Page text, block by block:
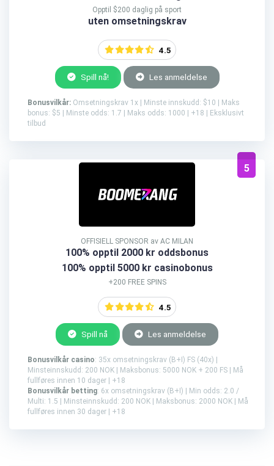
Opptil $200 daglig på sport
uten omsetningskrav
4.5
Spill nå! Les anmeldelse
Bonusvilkår: Omsetningskrav 1x | Minste innskudd: $10 | Maks
bonus: $5 | Minste odds: 1.7 | Maks odds: 1000 | +18 | Eksklusivt
tilbud
5
OFFISIELL SPONSOR av AC MILAN
100% opptil 2000 kr oddsbonus
100% opptil 5000 kr casinobonus
+200 FREE SPINS
4.5
Spill nå Les anmeldelse
Bonusvilkår casino: 35x omsetningskrav (B+I) FS (40x) |
Minsteinnskudd: 200 NOK | Maksbonus: 5000 NOK + 200 FS | Må
fullføres innen 10 dager | +18
Bonusvilkår betting: 6x omsetningskrav (B+I) | Min odds: 2.0 /
Multi: 1.5 | Minsteinnskudd: 200 NOK | Maksbonus: 2000 NOK | Må
fullføres innen 30 dager | +18